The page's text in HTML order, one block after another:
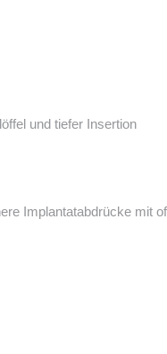
und tiefer Insertion
Implantatabdrücke mit